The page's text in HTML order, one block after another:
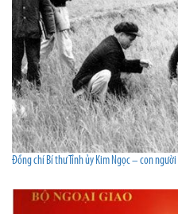
Đồng chí Bí thư Tỉnh ủy Kim Ngọc – con